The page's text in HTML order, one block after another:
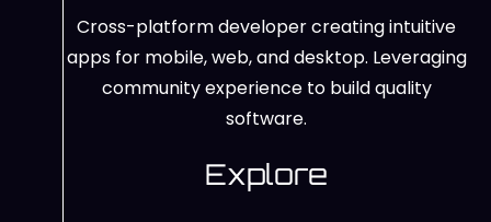
Cross-platform developer creating intuitive
apps for mobile, web, and desktop. Leveraging
community experience to build quality
software.
Explore